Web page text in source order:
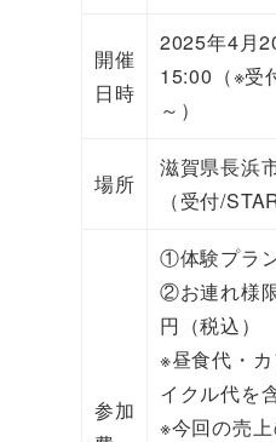
開催
日時
2025年4月
15:00（※受
～）
場所
滋賀県長浜
（受付/
参加
①体験プラ
②お連れ様
円（税込）
※昼食代・
イクル代を
※今回の売